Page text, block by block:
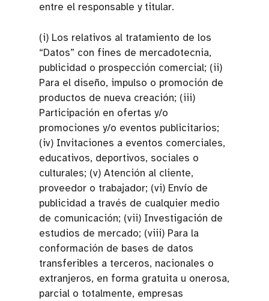
entre el responsable y titular.
(i) Los relativos al tratamiento de los
“Datos” con fines de mercadotecnia,
publicidad o prospección comercial; (ii)
Para el diseño, impulso o promoción de
productos de nueva creación; (iii)
Participación en ofertas y/o
promociones y/o eventos publicitarios;
(iv) Invitaciones a eventos comerciales,
educativos, deportivos, sociales o
culturales; (v) Atención al cliente,
proveedor o trabajador; (vi) Envío de
publicidad a través de cualquier medio
de comunicación; (vii) Investigación de
estudios de mercado; (viii) Para la
conformación de bases de datos
transferibles a terceros, nacionales o
extranjeros, en forma gratuita u onerosa,
parcial o totalmente, empresas